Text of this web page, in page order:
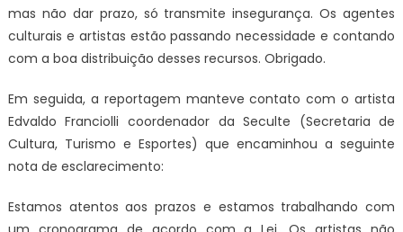
mas não dar prazo, só transmite insegurança. Os agentes
culturais e artistas estão passando necessidade e contando
com a boa distribuição desses recursos. Obrigado.
Em seguida, a reportagem manteve contato com o artista
Edvaldo Franciolli coordenador da Seculte (Secretaria de
Cultura, Turismo e Esportes) que encaminhou a seguinte
nota de esclarecimento:
Estamos atentos aos prazos e estamos trabalhando com